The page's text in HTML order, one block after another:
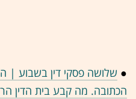
● שלושה פסקי דין בשבוע |
הכתובה. מה קבע בית הדין